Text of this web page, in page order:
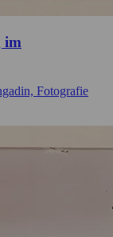
im
Fotografie